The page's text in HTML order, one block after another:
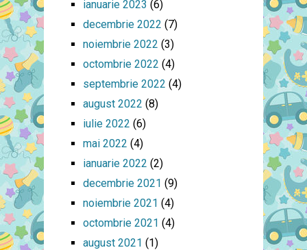
ianuarie 2023 (6)
decembrie 2022 (7)
noiembrie 2022 (3)
octombrie 2022 (4)
septembrie 2022 (4)
august 2022 (8)
iulie 2022 (6)
mai 2022 (4)
ianuarie 2022 (2)
decembrie 2021 (9)
noiembrie 2021 (4)
octombrie 2021 (4)
august 2021 (1)